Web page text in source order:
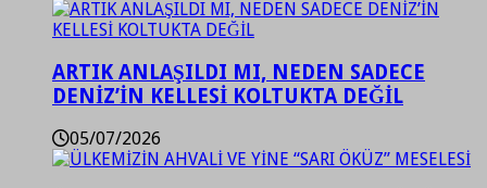
ARTIK ANLAŞILDI MI, NEDEN SADECE
DENİZ’İN KELLESİ KOLTUKTA DEĞİL
05/07/2026